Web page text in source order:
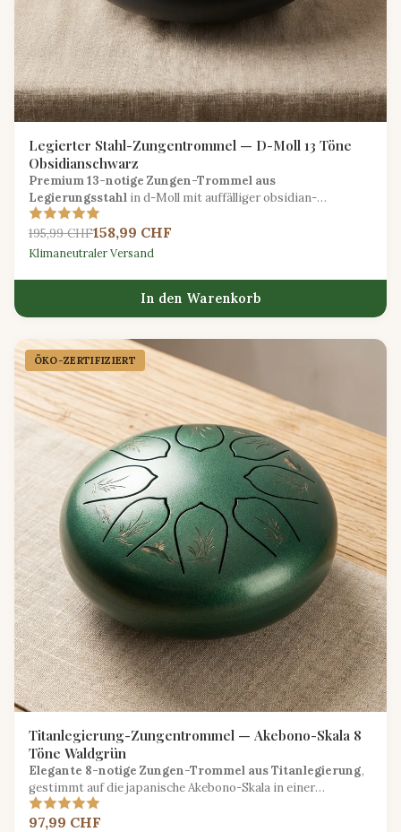
Legierter Stahl-Zungentrommel — D-Moll 13 Töne
Obsidianschwarz
Premium 13-notige Zungen-Trommel aus
Legierungsstahl in d-Moll mit auffälliger obsidian-
schwarzer Oberfläche, die tiefe meditative Töne für
fortgeschrittene Spieler liefert.
195,99 CHF158,99 CHF
Klimaneutraler Versand
In den Warenkorb
ÖKO-ZERTIFIZIERT
Titanlegierung-Zungentrommel — Akebono-Skala 8
Töne Waldgrün
Elegante 8-notige Zungen-Trommel aus Titanlegierung,
gestimmt auf die japanische Akebono-Skala in einer
naturinspirierten, waldgrünen Oberfläche für eine friedliche
musikalische Erkundung.
97,99 CHF